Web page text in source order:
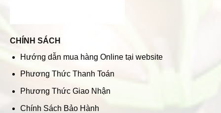
CHÍNH SÁCH
Hướng dẫn mua hàng Online tại website
Phương Thức Thanh Toán
Phương Thức Giao Nhận
Chính Sách Bảo Hành